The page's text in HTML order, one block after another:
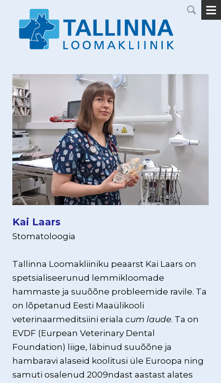
Kai Laars
Stomatoloogia
Tallinna Loomakliiniku peaarst Kai Laars on
spetsialiseerunud lemmikloomade
hammaste ja suuõõne probleemide ravile. Ta
on lõpetanud Eesti Maaülikooli
veterinaarmeditsiini eriala cum laude. Ta on
EVDF (Eurpean Veterinary Dental
Foundation) liige, läbinud suuõõne ja
hambaravi alaseid koolitusi üle Euroopa ning
samuti osalenud 2009ndast aastast alates